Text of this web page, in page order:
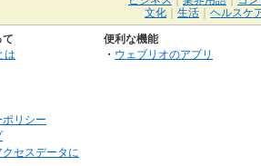
文化
生活 ヘルスケ
て
は
ポリシー
セスデータに
便利な機能
・ ウェブリオのアプリ